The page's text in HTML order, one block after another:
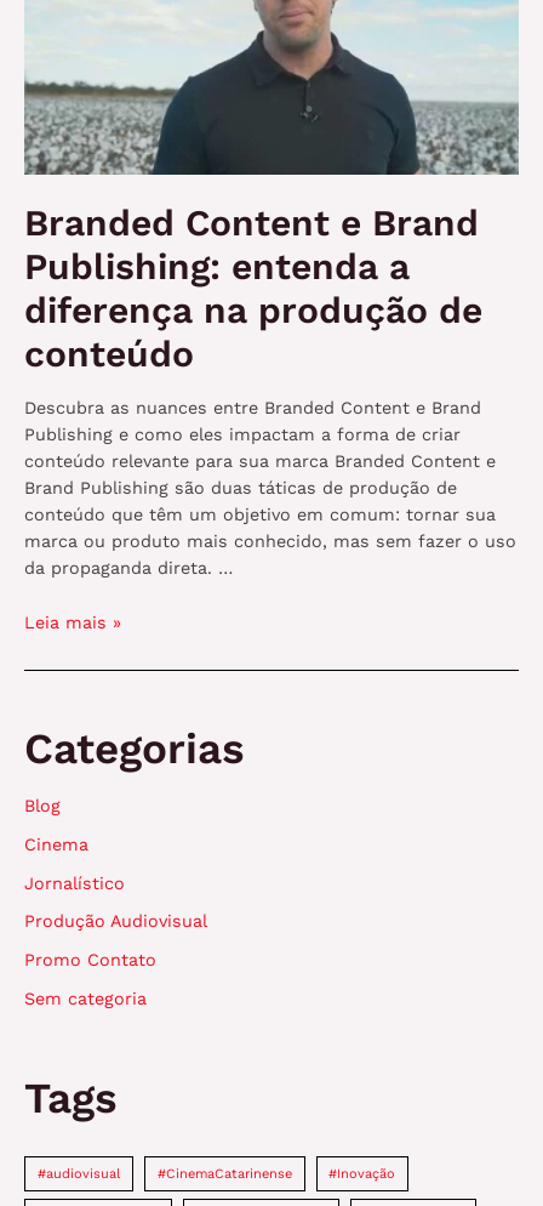
Branded Content e Brand
Publishing: entenda a
diferença na produção de
conteúdo
Descubra as nuances entre Branded Content e Brand
Publishing e como eles impactam a forma de criar
conteúdo relevante para sua marca Branded Content e
Brand Publishing são duas táticas de produção de
conteúdo que têm um objetivo em comum: tornar sua
marca ou produto mais conhecido, mas sem fazer o uso
da propaganda direta. …
Branded
e
entenda
diferença
na
de
conteúdo
Leia mais »
Categorias
Blog
Cinema
Jornalístico
Produção Audiovisual
Promo Contato
Sem categoria
Tags
#audiovisual #CinemaCatarinense #Inovação